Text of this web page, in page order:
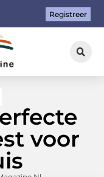
Registreer
voor